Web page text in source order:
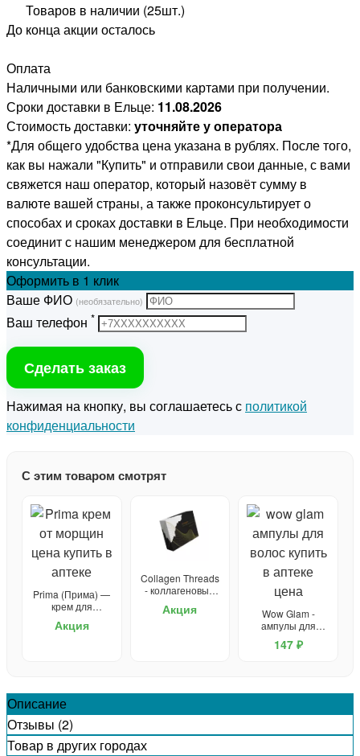
Товаров в наличии (25шт.)
До конца акции осталось
Оплата
Наличными или банковскими картами при получении.
Сроки доставки в Ельце: 11.08.2026
Стоимость доставки: уточняйте у оператора
*Для общего удобства цена указана в рублях. После того,
как вы нажали "Купить" и отправили свои данные, с вами
свяжется наш оператор, который назовёт сумму в
валюте вашей страны, а также проконсультирует о
способах и сроках доставки в Ельце. При необходимости
соединит с нашим менеджером для бесплатной
консультации.
Оформить в 1 клик
Ваше ФИО (необязательно)
Ваш телефон *
Сделать заказ
Нажимая на кнопку, вы соглашаетесь с политикой
конфиденциальности
С этим товаром смотрят
Prima (Прима) —
крем для
Акция
Collagen Threads
- коллагеновые
подтяжки лица
Акция
Wow Glam -
ампулы для
волос
147 ₽
Описание
Отзывы (2)
Товар в других городах